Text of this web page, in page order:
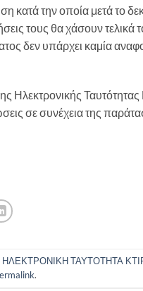
κατά την οποία μετά το
τους θα χάσουν τελικά
δεν υπάρχει καμία
Ταυτότητας
σε συνέχεια της
ΗΛΕΚΤΡΟΝΙΚΗ ΤΑΥΤΟΤΗΤΑ
.